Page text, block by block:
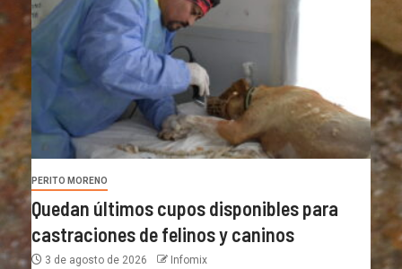
PERITO MORENO
Quedan últimos cupos disponibles para
castraciones de felinos y caninos
3 de agosto de 2026 Infomix